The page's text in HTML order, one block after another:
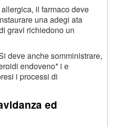
il farmaco deve
una adegi ata
gravi richiedono un
deve anche somministrare,
endoveno* i e
i processi di
ed